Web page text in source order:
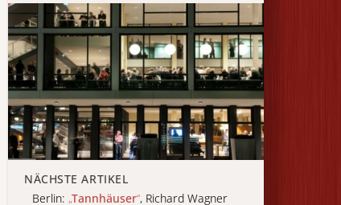
NÄCHSTE ARTIKEL
Berlin: „Tannhäuser“, Richard Wagner